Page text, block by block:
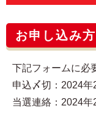
お申し込み
下記フォームに必
申込〆切：2024
当選連絡：2024年